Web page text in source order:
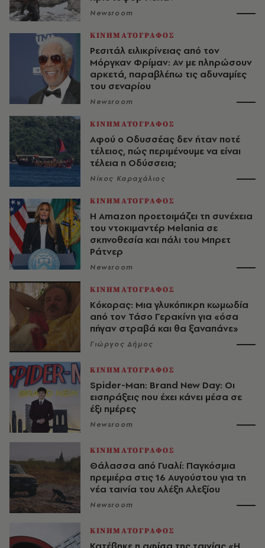
Newsroom
ΚΙΝΗΜΑΤΟΓΡΑΦΟΣ
Ρεσιτάλ ειλικρίνειας από τον
Μόργκαν Φρίμαν: Αν με πληρώσουν
αρκετά, παραβλέπω τις αδυναμίες
του σεναρίου
Newsroom
ΚΙΝΗΜΑΤΟΓΡΑΦΟΣ
Αφού ο Οδυσσέας δεν ήταν ποτέ
τέλειος, πώς περιμένουμε να είναι
τέλεια η Οδύσσεια;
Νίκος Καραχάλιος
ΚΙΝΗΜΑΤΟΓΡΑΦΟΣ
Η Amazon προετοιμάζει τη συνέχεια
του ντοκιμαντέρ Melania σε
σκηνοθεσία και πάλι του Μπρετ
Ράτνερ
Newsroom
ΚΙΝΗΜΑΤΟΓΡΑΦΟΣ
Κόκορας: Μια γλυκόπικρη κωμωδία
από τον Τάσο Γερακίνη για «όσα
πήγαν στραβά και θα ξαναπάνε»
Γιώργος Δήμος
ΚΙΝΗΜΑΤΟΓΡΑΦΟΣ
Spider-Man: Brand New Day: Οι
εισπράξεις που έχει κάνει μέσα σε
έξι ημέρες
Newsroom
ΚΙΝΗΜΑΤΟΓΡΑΦΟΣ
Θάλασσα από Γυαλί: Παγκόσμια
πρεμιέρα στις 16 Αυγούστου για τη
νέα ταινία του Αλέξη Αλεξίου
Newsroom
ΚΙΝΗΜΑΤΟΓΡΑΦΟΣ